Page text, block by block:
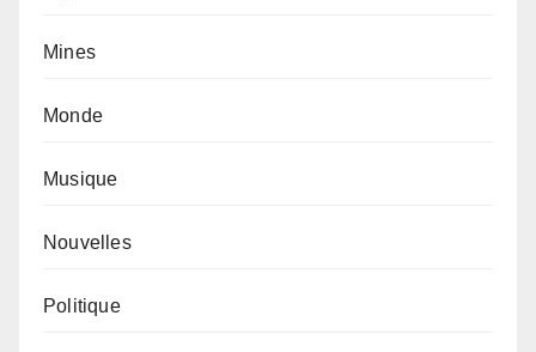
Mines
Monde
Musique
Nouvelles
Politique